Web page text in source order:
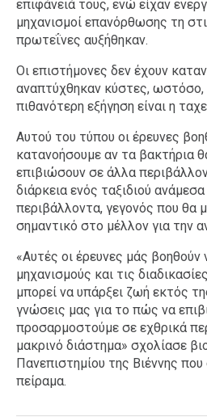
επιφάνειά τους, ενώ είχαν
μηχανισμοί επανόρθωσης τη
πρωτεΐνες αυξήθηκαν.
Οι επιστήμονες δεν έχουν
αναπτύχθηκαν κύστες, ωστόσο,
πιθανότερη εξήγηση είναι η
Αυτού του τύπου οι έρευνες
κατανοήσουμε αν τα βακτήρια
επιβιώσουν σε άλλα
διάρκεια ενός ταξιδιού
περιβάλλοντα, γεγονός που θα
σημαντικό στο μέλλον για την
«Αυτές οι έρευνες μάς
μηχανισμούς και τις
μπορεί να υπάρξει ζωή εκτός
γνώσεις μας για το πώς να
προσαρμοστούμε σε εχθρικά
μακρινό διάστημα» σχολίασε
Πανεπιστημίου της Βιέννης
πείραμα.